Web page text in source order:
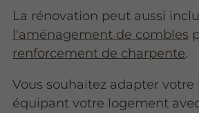
La rénovation peut aussi
l'aménagement de combles
renforcement de charpente.
Vous souhaitez adapter
équipant votre logement